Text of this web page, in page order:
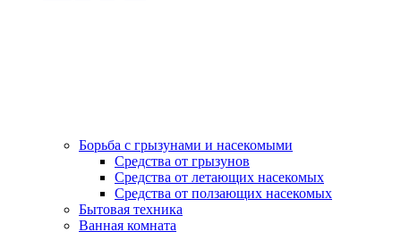
Борьба с грызунами и насекомыми
Средства от грызунов
Средства от летающих насекомых
Средства от ползающих насекомых
Бытовая техника
Ванная комната